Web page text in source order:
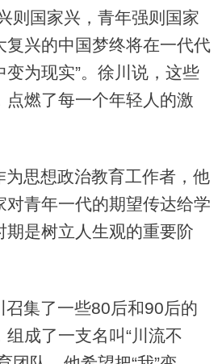
则国家兴，青年强则国家
复兴的中国梦终将在一代代
为现实”。徐川说，这些
点燃了每一个年轻人的激
为思想政治教育工作者，他
对青年一代的期望传达给学
期是树立人生观的重要阶
召集了一些80后和90后的
成了一支名叫“川流不